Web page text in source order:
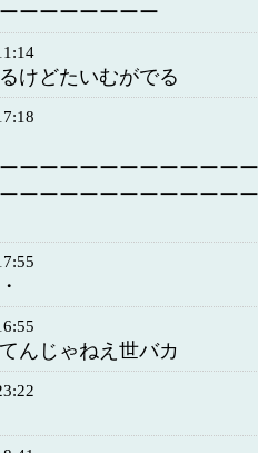
ーーーーーーー
けどたいむがでる
ーーーーーーーーーーー
ーーーーーーーーーーー
んじゃねえ世バカ